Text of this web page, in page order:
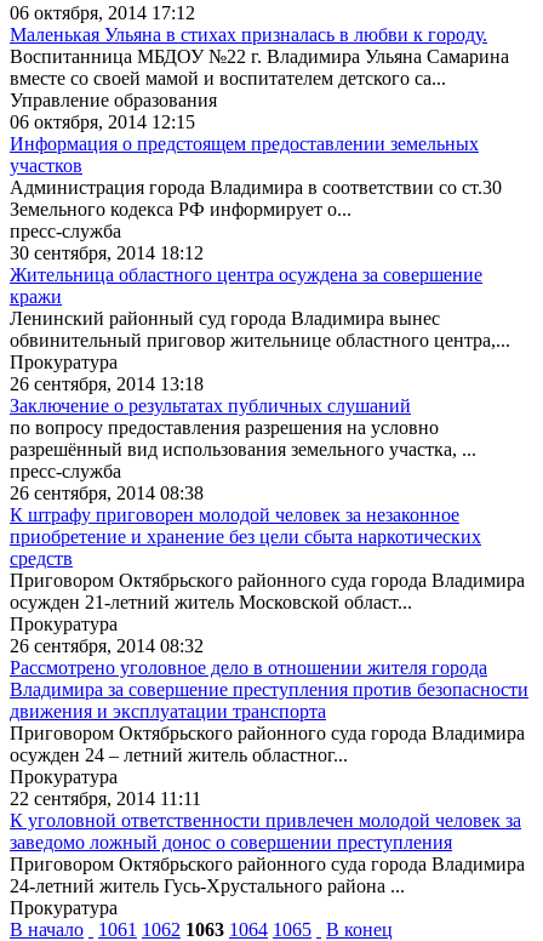
06 октября, 2014 17:12
Маленькая Ульяна в стихах призналась в любви к городу.
Воспитанница МБДОУ №22 г. Владимира Ульяна Самарина
вместе со своей мамой и воспитателем детского са...
Управление образования
06 октября, 2014 12:15
Информация о предстоящем предоставлении земельных
участков
Администрация города Владимира в соответствии со ст.30
Земельного кодекса РФ информирует о...
пресс-служба
30 сентября, 2014 18:12
Жительница областного центра осуждена за совершение
кражи
Ленинский районный суд города Владимира вынес
обвинительный приговор жительнице областного центра,...
Прокуратура
26 сентября, 2014 13:18
Заключение о результатах публичных слушаний
по вопросу предоставления разрешения на условно
разрешённый вид использования земельного участка, ...
пресс-служба
26 сентября, 2014 08:38
К штрафу приговорен молодой человек за незаконное
приобретение и хранение без цели сбыта наркотических
средств
Приговором Октябрьского районного суда города Владимира
осужден 21-летний житель Московской област...
Прокуратура
26 сентября, 2014 08:32
Рассмотрено уголовное дело в отношении жителя города
Владимира за совершение преступления против безопасности
движения и эксплуатации транспорта
Приговором Октябрьского районного суда города Владимира
осужден 24 – летний житель областног...
Прокуратура
22 сентября, 2014 11:11
К уголовной ответственности привлечен молодой человек за
заведомо ложный донос о совершении преступления
Приговором Октябрьского районного суда города Владимира
24-летний житель Гусь-Хрустального района ...
Прокуратура
В начало
1061 1062 1063 1064 1065 В конец